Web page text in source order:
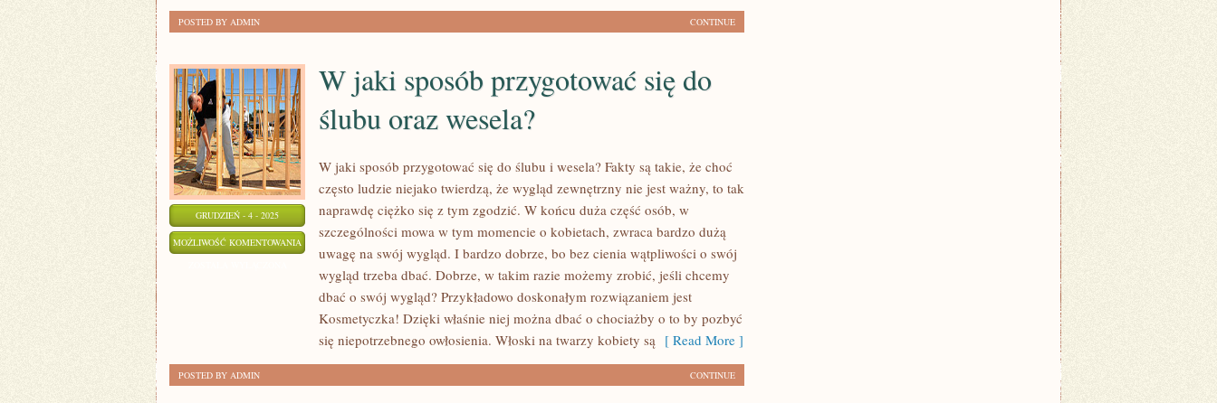
CONTINUE
POSTED BY ADMIN
GRUDZIEŃ - 4 - 2025
MOŻLIWOŚĆ KOMENTOWANIA
SPOSÓB
W jaki sposób przygotować się do
ślubu oraz wesela?
W jaki sposób przygotować się do ślubu i wesela? Fakty są takie, że choć
często ludzie niejako twierdzą, że wygląd zewnętrzny nie jest ważny, to tak
naprawdę ciężko się z tym zgodzić. W końcu duża część osób, w
szczególności mowa w tym momencie o kobietach, zwraca bardzo dużą
uwagę na swój wygląd. I bardzo dobrze, bo bez cienia wątpliwości o swój
wygląd trzeba dbać. Dobrze, w takim razie możemy zrobić, jeśli chcemy
dbać o swój wygląd? Przykładowo doskonałym rozwiązaniem jest
Kosmetyczka! Dzięki właśnie niej można dbać o chociażby o to by pozbyć
się niepotrzebnego owłosienia. Włoski na twarzy kobiety są [ Read More ]
CONTINUE
POSTED BY ADMIN